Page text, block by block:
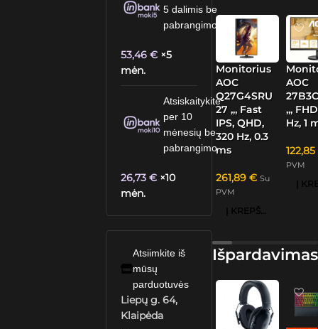
5 dalimis be
pabrangimo.
53,46€ ×5
mėn.
Atsiskaitykite
per 10
mėnesių be
pabrangimo.
26,73€ ×10
mėn.
Atsiimkite iš
mūsų
parduotuvės
Liepų g. 64,
Klaipėda
Monitorius
AOC
Q27G4SRU
27 „, Fast
IPS, QHD,
320 Hz, 0.3
ms
261,89 € Su
PVM
Į KREPŠELĮ
AOC
„,
Hz, 1
122,85
PVM
Išpardavimas